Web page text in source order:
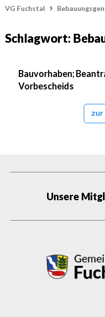
VG Fuchstal
Schlagwort:
Bauvorhaben;
Vorbescheids
Unsere